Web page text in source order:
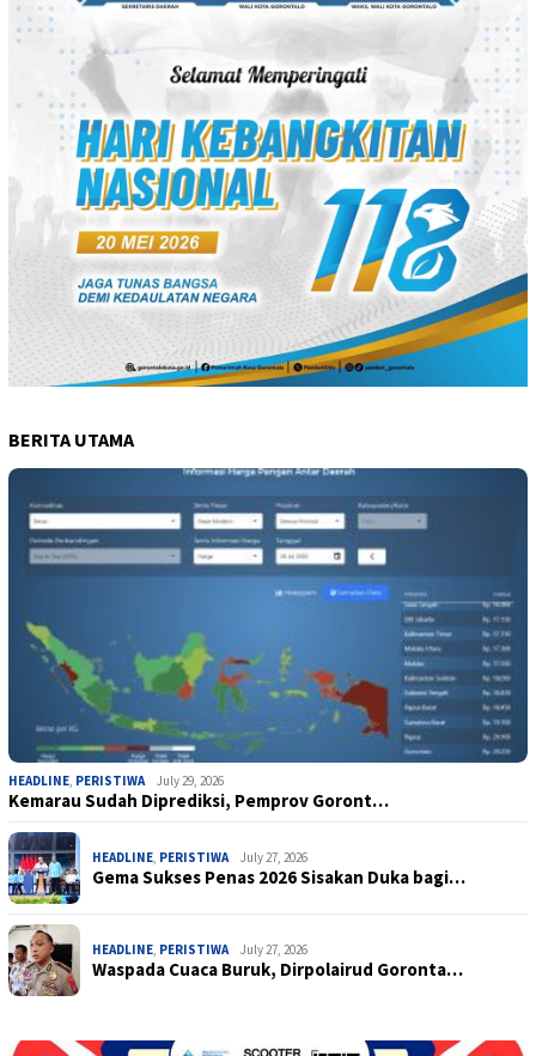
BERITA UTAMA
HEADLINE PERISTIWA July 29, 2026
Kemarau Sudah Diprediksi, Pemprov Goront…
HEADLINE PERISTIWA July 27, 2026
Gema Sukses Penas 2026 Sisakan Duka bagi…
HEADLINE PERISTIWA July 27, 2026
Waspada Cuaca Buruk, Dirpolairud Goronta…